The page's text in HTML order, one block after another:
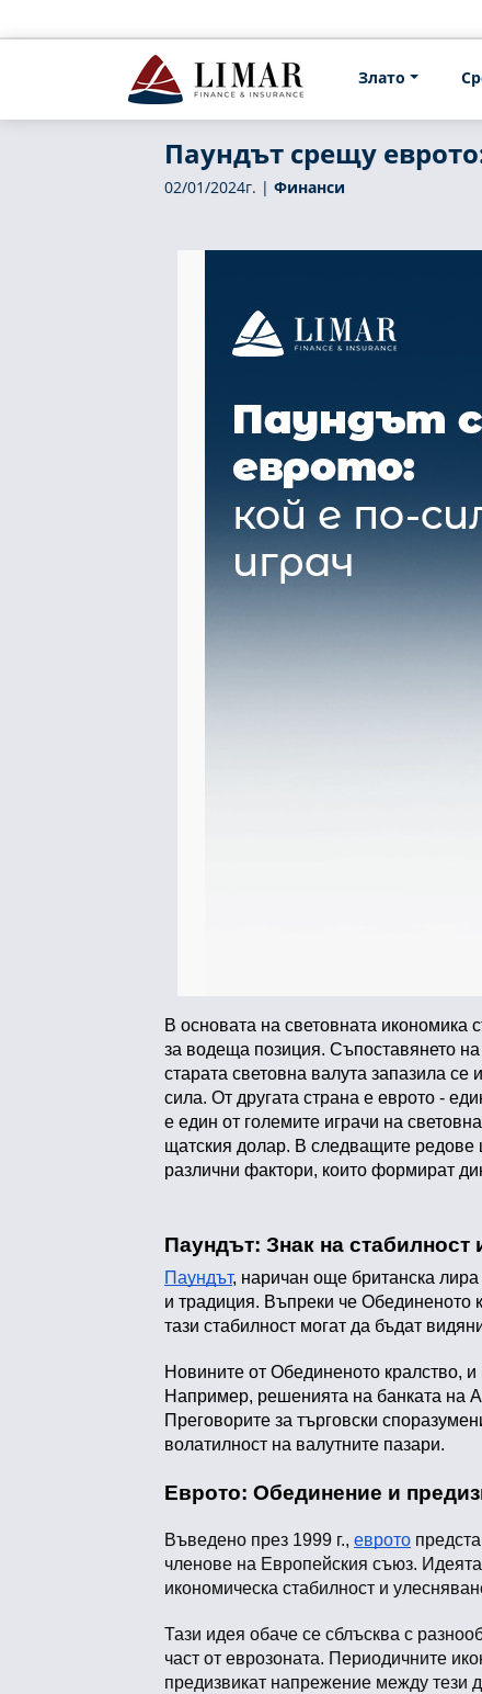
Злато
Паундът срещу
02/01/2024г. | Финанси
В основата на световната икономика
за водеща позиция. Съпоставянето
старата световна валута запазила
сила. От другата страна е еврото -
е един от големите играчи на
щатския долар. В следващите редове
различни фактори, които формират
Паундът: Знак на стабилност
Паундът, наричан още британска
и традиция. Въпреки че Обединеното
тази стабилност могат да бъдат
Новините от Обединеното кралство,
Например, решенията на банката на
Преговорите за търговски
волатилност на валутните пазари.
Еврото: Обединение и
Въведено през 1999 г., еврото
членове на Европейския съюз.
икономическа стабилност и
Тази идея обаче се сблъсква с
част от еврозоната. Периодичните
предизвикат напрежение между тези